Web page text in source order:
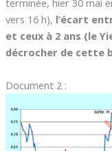
terminée, hier 30 mai
vers 16 h), l’écart
et ceux à 2 ans (le
décrocher de cette
Document 2 :